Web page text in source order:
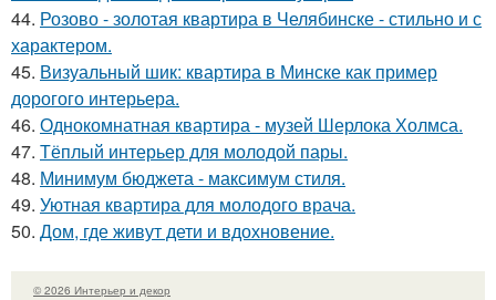
44. Розово - золотая квартира в Челябинске - стильно и с
характером.
45. Визуальный шик: квартира в Минске как пример
дорогого интерьера.
46. Однокомнатная квартира - музей Шерлока Холмса.
47. Тёплый интерьер для молодой пары.
48. Минимум бюджета - максимум стиля.
49. Уютная квартира для молодого врача.
50. Дом, где живут дети и вдохновение.
© 2026 Интерьер и декор